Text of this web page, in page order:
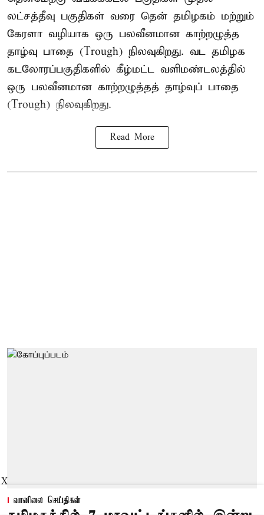
லட்சத்தீவு பகுதிகள் வரை தென் தமிழகம் மற்றும்
கேரளா வழியாக ஒரு பலவீனமான காற்றழுத்த
தாழ்வு பாதை (Trough) நிலவுகிறது. வட தமிழக
கடலோரப்பகுதிகளில் கீழ்மட்ட வளிமண்டலத்தில்
ஒரு பலவீனமான காற்றழுத்தத் தாழ்வுப் பாதை
(Trough) நிலவுகிறது.
Read More
வானிலை செய்திகள்
X